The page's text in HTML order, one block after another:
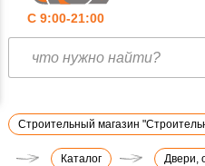
С 9:00-21:00
Строительный магазин
Каталог Двери,